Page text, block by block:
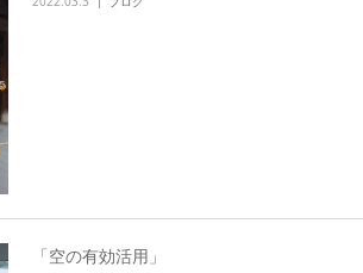
「空の有効活用」